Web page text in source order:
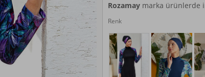
Rozamaymarka ürünlerde
Renk